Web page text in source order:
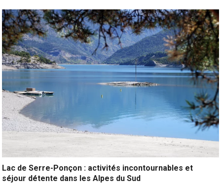
Lac de Serre-Ponçon : activités incontournables et
séjour détente dans les Alpes du Sud